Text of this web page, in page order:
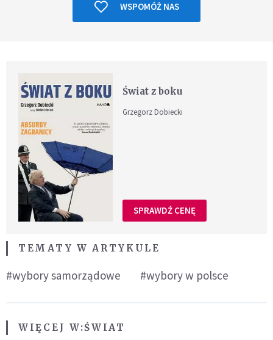
WSPOMÓŻ NAS
Świat z boku
Grzegorz Dobiecki
SPRAWDŹ CENĘ
TEMATY W ARTYKULE
#wybory samorządowe #wybory w polsce
WIĘCEJ W:ŚWIAT